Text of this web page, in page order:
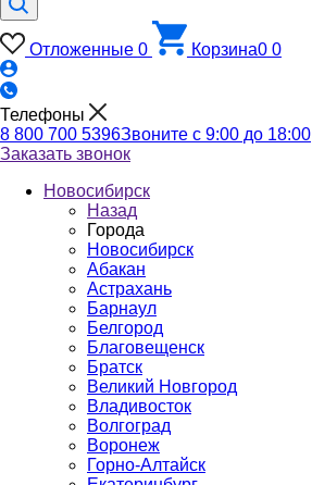
Отложенные 0 Корзина0 0
Телефоны
8 800 700 5396Звоните с 9:00 до 18:00
Заказать звонок
Новосибирск
Назад
Города
Новосибирск
Абакан
Астрахань
Барнаул
Белгород
Благовещенск
Братск
Великий Новгород
Владивосток
Волгоград
Воронеж
Горно-Алтайск